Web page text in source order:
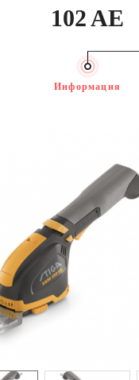
102 AE
Информация